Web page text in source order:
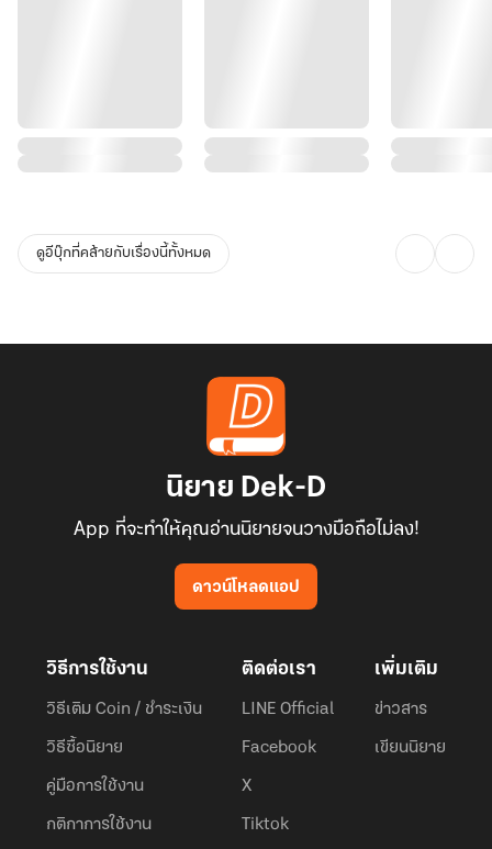
ดูอีบุ๊กที่คล้ายกับเรื่องนี้ทั้งหมด
นิยาย Dek-D
App ที่จะทำให้คุณอ่านนิยายจนวางมือถือไม่ลง!
ดาวน์โหลดแอป
วิธีการใช้งาน
วิธีเติม Coin / ชำระเงิน
วิธีซื้อนิยาย
คู่มือการใช้งาน
กติกาการใช้งาน
ติดต่อเรา
LINE Official
Facebook
X
Tiktok
เพิ่มเติม
ข่าวสาร
เขียนนิยาย